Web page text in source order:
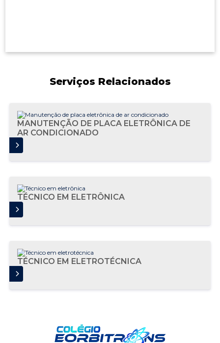
Serviços Relacionados
MANUTENÇÃO DE PLACA ELETRÔNICA DE
AR CONDICIONADO
TÉCNICO EM ELETRÔNICA
TÉCNICO EM ELETROTÉCNICA